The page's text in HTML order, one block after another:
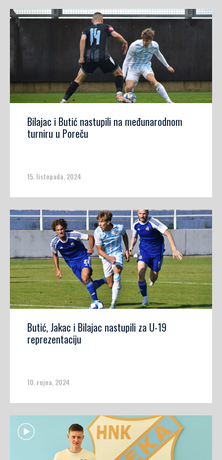
Bilajac i Butić nastupili na međunarodnom
turniru u Poreču
15. listopada, 2024
Butić, Jakac i Bilajac nastupili za U-19
reprezentaciju
10. rujna, 2024